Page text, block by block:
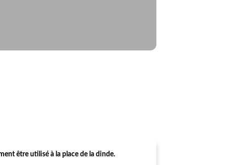
être utilisé à la place de la dinde.